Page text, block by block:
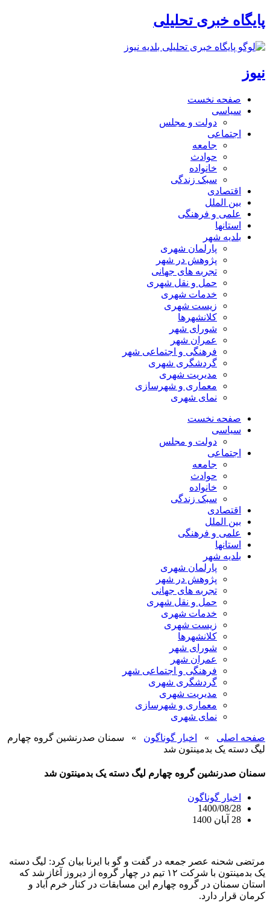
پایگاه خبری تحلیلی
نیوز
صفحه نخست
سیاسی
دولت و مجلس
اجتماعی
جامعه
حوادث
خانواده
سبک زندگی
اقتصادی
بین الملل
علمی و فرهنگی
استانها
بلدیه شهر
پارلمان شهری
پژوهش در شهر
تجربه های جهانی
حمل و نقل شهری
خدمات شهری
زیست شهری
کلانشهرها
شورای شهر
عمران شهر
فرهنگی و اجتماعی شهر
گردشگری شهری
مدیریت شهری
معماری و شهرسازی
نمای شهری
صفحه نخست
سیاسی
دولت و مجلس
اجتماعی
جامعه
حوادث
خانواده
سبک زندگی
اقتصادی
بین الملل
علمی و فرهنگی
استانها
بلدیه شهر
پارلمان شهری
پژوهش در شهر
تجربه های جهانی
حمل و نقل شهری
خدمات شهری
زیست شهری
کلانشهرها
شورای شهر
عمران شهر
فرهنگی و اجتماعی شهر
گردشگری شهری
مدیریت شهری
معماری و شهرسازی
نمای شهری
صفحه اصلی » اخبار گوناگون » سمنان صدرنشین گروه چهارم
لیگ دسته یک بدمینتون شد
سمنان صدرنشین گروه چهارم لیگ دسته یک بدمینتون شد
اخبار گوناگون
1400/08/28
28 آبان 1400
مرتضی شحنه عصر جمعه در گفت و گو با ایرنا بیان کرد: لیگ دسته
یک بدمینتون با شرکت ۱۲ تیم در چهار گروه از دیروز آغاز شد که
استان سمنان در گروه چهارم این مسابقات در کنار خرم آباد و
کرمان قرار دارد.